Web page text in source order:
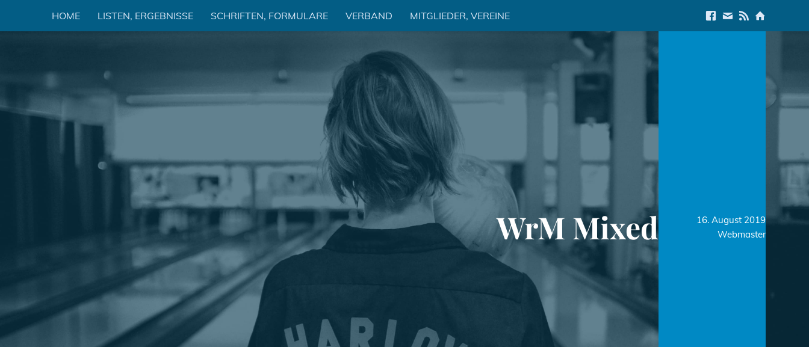
springen
HOME LISTEN, ERGEBNISSE SCHRIFTEN, FORMULARE VERBAND MITGLIEDER, VEREINE Link to Facebook
E-Mail us
Link to RSS Feed
Link to
WrM Mixed
16. August 2019
Webmaster